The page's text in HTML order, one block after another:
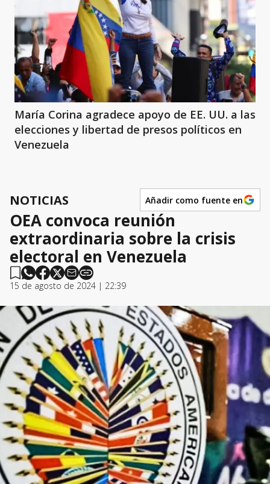
María Corina agradece apoyo de EE. UU. a las
elecciones y libertad de presos políticos en
Venezuela
NOTICIAS Añadir como fuente en
OEA convoca reunión
extraordinaria sobre la crisis
electoral en Venezuela
15 de agosto de 2024 | 22:39